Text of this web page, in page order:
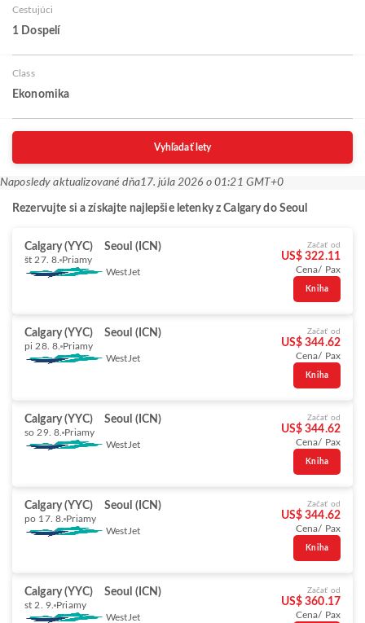
Cestujúci
1 Dospelí
Class
Ekonomika
Vyhľadať lety
Naposledy aktualizované dňa17. júla 2026 o 01:21 GMT+0
Rezervujte si a získajte najlepšie letenky z Calgary do Seoul
Calgary (YYC) Seoul (ICN)
št 27. 8. Priamy
WestJet
Začať od
US$ 322.11
Cena/ Pax
Kniha
Calgary (YYC) Seoul (ICN)
pi 28. 8. Priamy
WestJet
Začať od
US$ 344.62
Cena/ Pax
Kniha
Calgary (YYC) Seoul (ICN)
so 29. 8. Priamy
WestJet
Začať od
US$ 344.62
Cena/ Pax
Kniha
Calgary (YYC) Seoul (ICN)
po 17. 8. Priamy
WestJet
Začať od
US$ 344.62
Cena/ Pax
Kniha
Calgary (YYC) Seoul (ICN)
st 2. 9. Priamy
WestJet
Začať od
US$ 360.17
Cena/ Pax